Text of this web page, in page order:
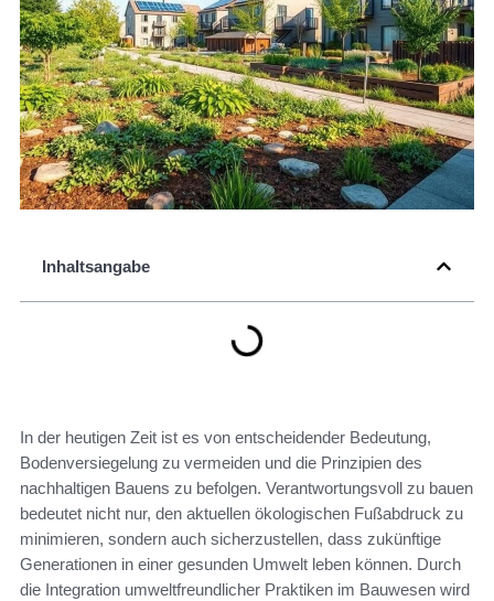
Inhaltsangabe
In der heutigen Zeit ist es von entscheidender Bedeutung,
Bodenversiegelung zu vermeiden und die Prinzipien des
nachhaltigen Bauens zu befolgen. Verantwortungsvoll zu bauen
bedeutet nicht nur, den aktuellen ökologischen Fußabdruck zu
minimieren, sondern auch sicherzustellen, dass zukünftige
Generationen in einer gesunden Umwelt leben können. Durch
die Integration umweltfreundlicher Praktiken im Bauwesen wird